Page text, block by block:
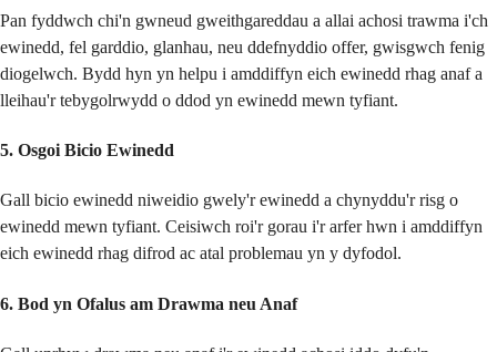
Pan fyddwch chi'n gwneud gweithgareddau a allai achosi trawma i'ch
ewinedd, fel garddio, glanhau, neu ddefnyddio offer, gwisgwch fenig
diogelwch. Bydd hyn yn helpu i amddiffyn eich ewinedd rhag anaf a
lleihau'r tebygolrwydd o ddod yn ewinedd mewn tyfiant.
5. Osgoi Bicio Ewinedd
Gall bicio ewinedd niweidio gwely'r ewinedd a chynyddu'r risg o
ewinedd mewn tyfiant. Ceisiwch roi'r gorau i'r arfer hwn i amddiffyn
eich ewinedd rhag difrod ac atal problemau yn y dyfodol.
6. Bod yn Ofalus am Drawma neu Anaf